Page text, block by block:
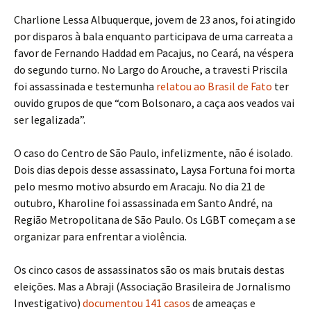
Charlione Lessa Albuquerque, jovem de 23 anos, foi atingido
por disparos à bala enquanto participava de uma carreata a
favor de Fernando Haddad em Pacajus, no Ceará, na véspera
do segundo turno. No Largo do Arouche, a travesti Priscila
foi assassinada e testemunha relatou ao Brasil de Fato ter
ouvido grupos de que “com Bolsonaro, a caça aos veados vai
ser legalizada”.
O caso do Centro de São Paulo, infelizmente, não é isolado.
Dois dias depois desse assassinato, Laysa Fortuna foi morta
pelo mesmo motivo absurdo em Aracaju. No dia 21 de
outubro, Kharoline foi assassinada em Santo André, na
Região Metropolitana de São Paulo. Os LGBT começam a se
organizar para enfrentar a violência.
Os cinco casos de assassinatos são os mais brutais destas
eleições. Mas a Abraji (Associação Brasileira de Jornalismo
Investigativo) documentou 141 casos de ameaças e